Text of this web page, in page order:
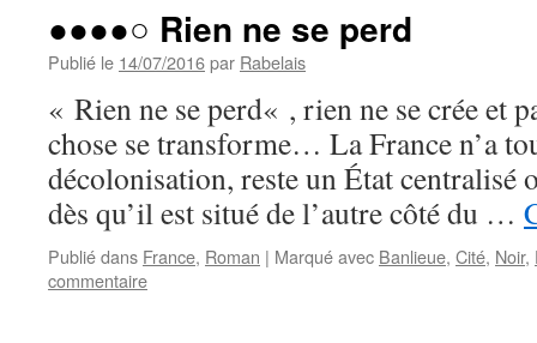
●●●●○ Rien ne se perd
Publié le 14/07/2016par Rabelais
« Rien ne se perd« , rien ne se crée et
chose se transforme… La France n’a
décolonisation, reste un État centralisé
dès qu’il est situé de l’autre côté du …
Publié dans France, Roman | Marqué avec Banlieue, Cité, Noir,
commentaire